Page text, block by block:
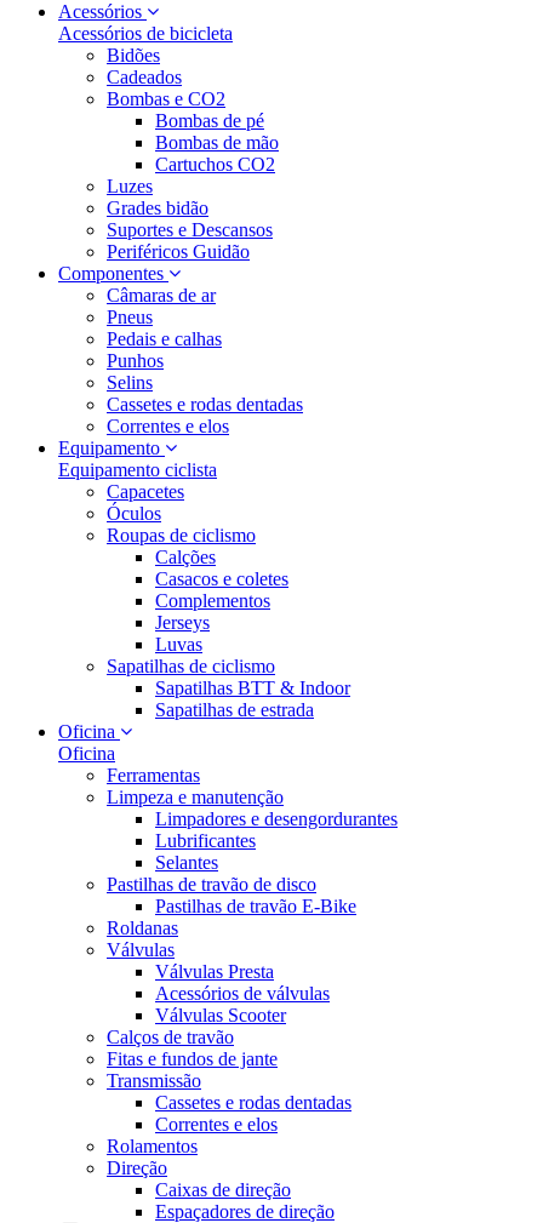
Acessórios
Acessórios de bicicleta
Bidões
Cadeados
Bombas e CO2
Bombas de pé
Bombas de mão
Cartuchos CO2
Luzes
Grades bidão
Suportes e Descansos
Periféricos Guidão
Componentes
Câmaras de ar
Pneus
Pedais e calhas
Punhos
Selins
Cassetes e rodas dentadas
Correntes e elos
Equipamento
Equipamento ciclista
Capacetes
Óculos
Roupas de ciclismo
Calções
Casacos e coletes
Complementos
Jerseys
Luvas
Sapatilhas de ciclismo
Sapatilhas BTT & Indoor
Sapatilhas de estrada
Oficina
Oficina
Ferramentas
Limpeza e manutenção
Limpadores e desengordurantes
Lubrificantes
Selantes
Pastilhas de travão de disco
Pastilhas de travão E-Bike
Roldanas
Válvulas
Válvulas Presta
Acessórios de válvulas
Válvulas Scooter
Calços de travão
Fitas e fundos de jante
Transmissão
Cassetes e rodas dentadas
Correntes e elos
Rolamentos
Direção
Caixas de direção
Espaçadores de direção